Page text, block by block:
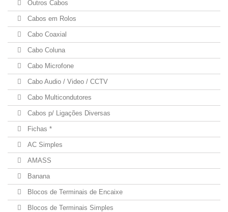
Outros Cabos
Cabos em Rolos
Cabo Coaxial
Cabo Coluna
Cabo Microfone
Cabo Audio / Video / CCTV
Cabo Multicondutores
Cabos p/ Ligações Diversas
Fichas *
AC Simples
AMASS
Banana
Blocos de Terminais de Encaixe
Blocos de Terminais Simples